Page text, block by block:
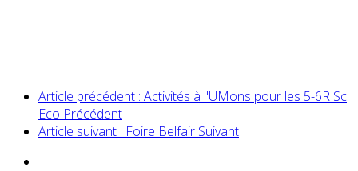
Article précédent : Activités à l'UMons pour les 5-6R Sc
Eco Précédent
Article suivant : Foire Belfair Suivant